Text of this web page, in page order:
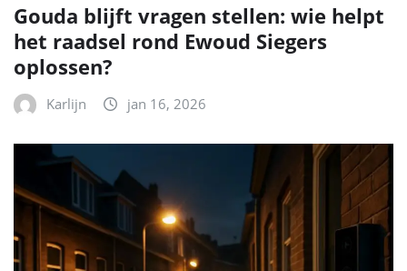
Gouda blijft vragen stellen: wie helpt
het raadsel rond Ewoud Siegers
oplossen?
Karlijn jan 16, 2026